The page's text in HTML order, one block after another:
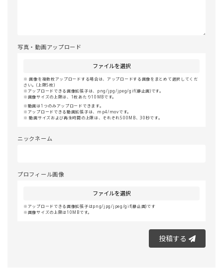
写真・動画アップロード
ファイルを選択
画像を複数枚アップロードする場合は、アップロードする画像をまとめて選択してくだ
さい。(上限5枚)
アップロードできる画像拡張子は、png/jpg/jpeg/gif(静止画)です。
画像サイズの上限は、1枚あたり10MBです。
動画は1つのみアップロードできます。
アップロードできる動画拡張子は、mp4/movです。
動画サイズおよび再生時間の上限は、それぞれ500MB、30秒です。
ニックネーム
プロフィール画像
ファイルを選択
アップロードできる画像拡張子はpng/jpg/jpeg/gif(静止画)です
画像サイズの上限は10MBです。
投稿する